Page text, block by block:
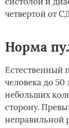
четвертой от
Норма
Естественный
человека до
небольших
сторону.
неправильной